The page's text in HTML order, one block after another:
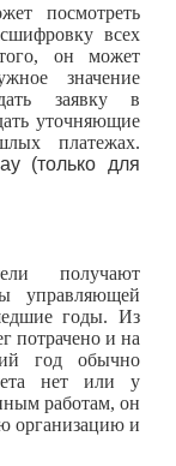
посмотреть
всех
он может
значение
заявку в
уточняющие
платежах.
(только для
получают
управляющей
годы. Из
потрачено и на
год обычно
нет или у
работам, он
организацию и